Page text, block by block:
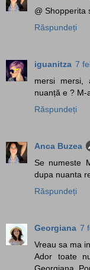
@ Shopperita
Răspundeți
iguanitza 7
mersi mersi,
nuanță e ? M-
Răspundeți
Anca Buzea
Se numeste
dupa nuanta
Răspundeți
Georgiana 7
Vreau sa ma
Ador toate